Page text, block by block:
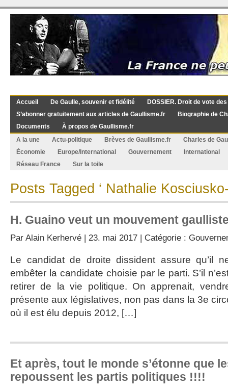
Accueil De Gaulle, souvenir et fidélité
DOSSIER. Droit de vote
S’abonner gratuitement aux articles de Gaullisme.fr
Biographie de
Documents
À propos de Gaullisme.fr
A la une
Actu-politique Brèves de Gaullisme.fr
Charles de
Économie
Europe/International Gouvernement
International
Réseau France
Sur la toile
Posts Tagged ‘ Nathalie
H. Guaino veut un mouvement
Par Alain Kerhervé | 23. mai 2017 | Catégorie :
Le candidat de droite dissident assure qu’il
embêter la candidate choisie par le parti. S’il
retirer de la vie politique. On apprenait,
présente aux législatives, non pas dans la 3e
où il est élu depuis 2012, […]
Et après, tout le monde s’étonne que
repoussent les partis politiques !!!!